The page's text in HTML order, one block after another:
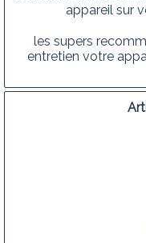
appareil sur
les supers
entretien votre